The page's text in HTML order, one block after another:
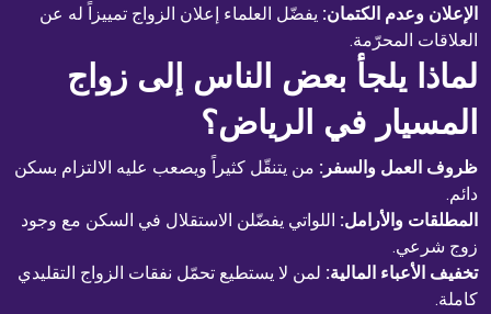
الإعلان وعدم الكتمان: يفضّل العلماء إعلان الزواج تمييزاً له عن
العلاقات المحرّمة.
لماذا يلجأ بعض الناس إلى زواج
المسيار في الرياض؟
ظروف العمل والسفر: من يتنقّل كثيراً ويصعب عليه الالتزام بسكن
دائم.
المطلقات والأرامل: اللواتي يفضّلن الاستقلال في السكن مع وجود
زوج شرعي.
تخفيف الأعباء المالية: لمن لا يستطيع تحمّل نفقات الزواج التقليدي
كاملة.